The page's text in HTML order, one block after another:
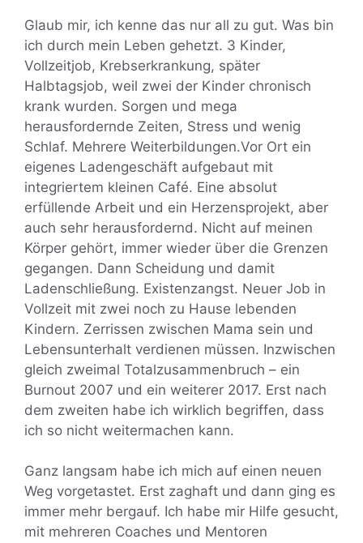
Glaub mir, ich kenne das nur all zu gut. Was bin
ich durch mein Leben gehetzt. 3 Kinder,
Vollzeitjob, Krebserkrankung, später
Halbtagsjob, weil zwei der Kinder chronisch
krank wurden. Sorgen und mega
herausfordernde Zeiten, Stress und wenig
Schlaf. Mehrere Weiterbildungen.Vor Ort ein
eigenes Ladengeschäft aufgebaut mit
integriertem kleinen Café. Eine absolut
erfüllende Arbeit und ein Herzensprojekt, aber
auch sehr herausfordernd. Nicht auf meinen
Körper gehört, immer wieder über die Grenzen
gegangen. Dann Scheidung und damit
Ladenschließung. Existenzangst. Neuer Job in
Vollzeit mit zwei noch zu Hause lebenden
Kindern. Zerrissen zwischen Mama sein und
Lebensunterhalt verdienen müssen. Inzwischen
gleich zweimal Totalzusammenbruch – ein
Burnout 2007 und ein weiterer 2017. Erst nach
dem zweiten habe ich wirklich begriffen, dass
ich so nicht weitermachen kann.
Ganz langsam habe ich mich auf einen neuen
Weg vorgetastet. Erst zaghaft und dann ging es
immer mehr bergauf. Ich habe mir Hilfe gesucht,
mit mehreren Coaches und Mentoren